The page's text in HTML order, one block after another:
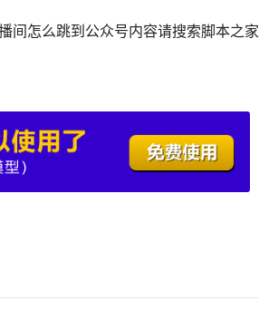
间怎么跳到公众号内容请搜索脚本之家